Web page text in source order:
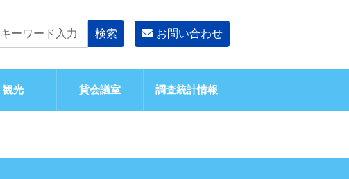
お問い合わせ
観光 貸会議室 調査統計情報